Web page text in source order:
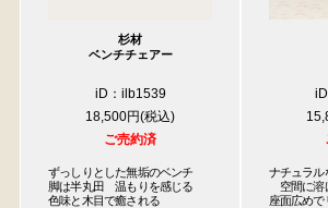
杉材
ベンチチェアー
iD：ilb1539
18,500円
ご売約済
ずっしりとした無垢のベンチ
脚は半丸田　温もりを感じる
色味と木目で癒される
ナチュラル
空間に溶
座面広めで